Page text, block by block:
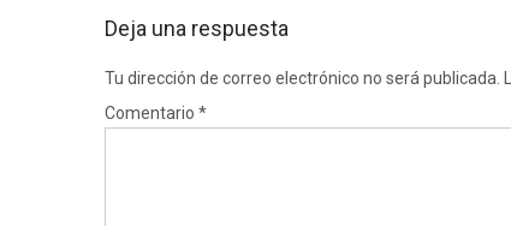
Deja una respuesta
Tu dirección de correo electrónico no será publicada.
Comentario *